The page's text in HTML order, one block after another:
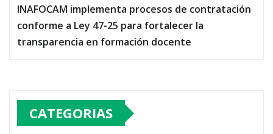
INAFOCAM implementa procesos de contratación
conforme a Ley 47-25 para fortalecer la
transparencia en formación docente
CATEGORIAS